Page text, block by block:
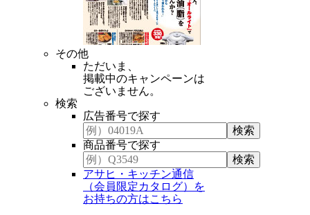
その他
ただいま、
掲載中のキャンペーンは
ございません。
検索
広告番号で探す
商品番号で探す
アサヒ・キッチン通信
（会員限定カタログ）を
お持ちの方はこちら